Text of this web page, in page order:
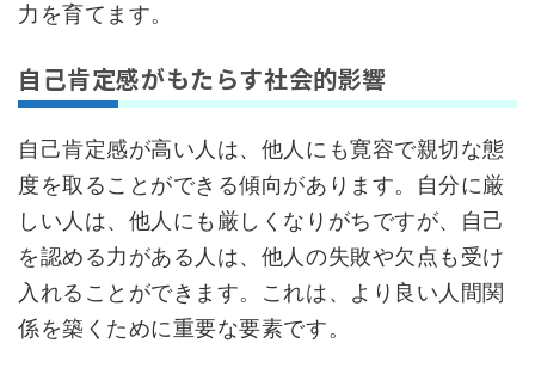
力を育てます。
自己肯定感がもたらす社会的影響
自己肯定感が高い人は、他人にも寛容で親切な態
度を取ることができる傾向があります。自分に厳
しい人は、他人にも厳しくなりがちですが、自己
を認める力がある人は、他人の失敗や欠点も受け
入れることができます。これは、より良い人間関
係を築くために重要な要素です。